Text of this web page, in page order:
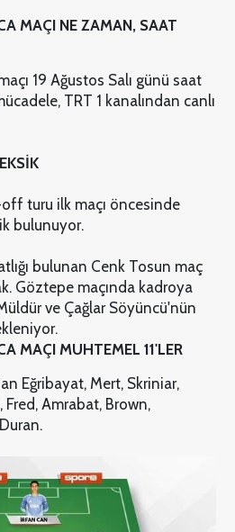
MAÇI NE ZAMAN, SAAT
19 Ağustos Salı günü saat
TRT 1 kanalından canlı
turu ilk maçı öncesinde
bulunuyor.
bulunan Cenk Tosun maç
Göztepe maçında kadroya
ve Çağlar Söyüncü'nün
MAÇI MUHTEMEL 11'LER
Eğribayat, Mert, Skriniar,
Amrabat, Brown,